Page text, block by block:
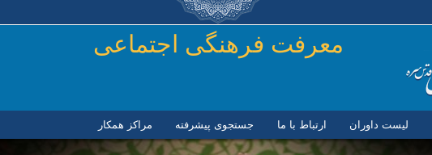
رفتن به محتوای اصلی
معرفت فرهنگی اجتماعی
لیست داوران ارتباط با ما جستجوی پیشرفته مراكز همكار